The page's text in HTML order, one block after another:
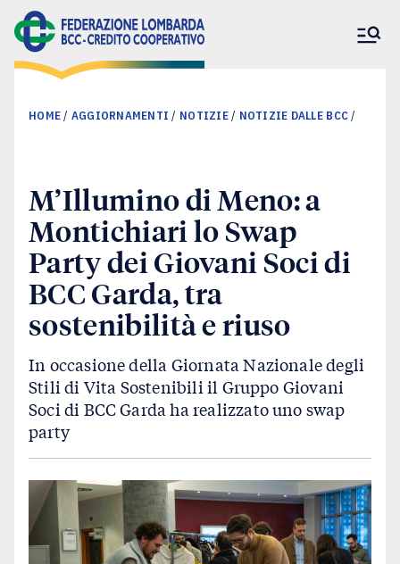
La Federazione
Banche associate
Il nostro impegno
Aggiornamenti
Contatti
FEDERAZIONI GRUPPI BANCARI
HOME/ AGGIORNAMENTI / NOTIZIE/ NOTIZIE DALLE BCC/
M’Illumino di Meno: a
Montichiari lo Swap
Party dei Giovani Soci di
BCC Garda, tra
sostenibilità e riuso
In occasione della Giornata Nazionale degli
Stili di Vita Sostenibili il Gruppo Giovani
Soci di BCC Garda ha realizzato uno swap
party